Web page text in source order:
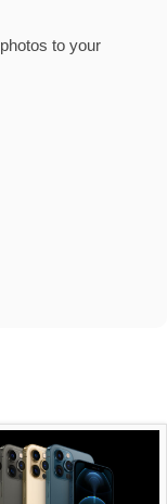
to your